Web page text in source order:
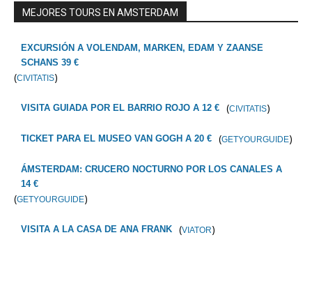
MEJORES TOURS EN AMSTERDAM
EXCURSIÓN A VOLENDAM, MARKEN, EDAM Y ZAANSE
SCHANS 39 €
(CIVITATIS)
VISITA GUIADA POR EL BARRIO ROJO A 12 € (CIVITATIS)
TICKET PARA EL MUSEO VAN GOGH A 20 € (GETYOURGUIDE)
ÁMSTERDAM: CRUCERO NOCTURNO POR LOS CANALES A
14 €
(GETYOURGUIDE)
VISITA A LA CASA DE ANA FRANK (VIATOR)